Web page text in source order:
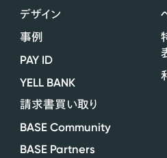
デザイン
事例
PAY ID
YELL BANK
請求書買い取り
BASE Community
BASE Partners